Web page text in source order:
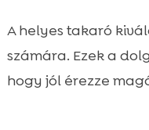
A helyes takaró
számára. Ezek a
hogy jól érezze